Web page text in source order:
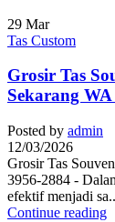
29 Mar
Tas Custom
Grosir Tas
Sekarang
Posted by admin
12/03/2026
Grosir Tas
3956-2884 -
efektif menjadi
Continue reading